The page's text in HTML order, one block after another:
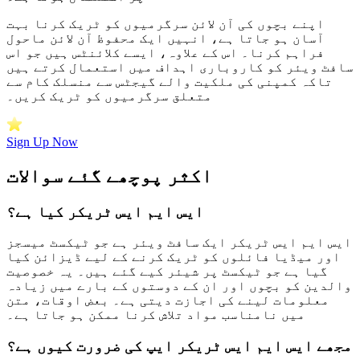
اپنے بچوں کی آن لائن سرگرمیوں کو ٹریک کرنا بہت
آسان ہو جاتا ہے، انہیں ایک محفوظ آن لائن ماحول
فراہم کرنا۔ اس کے علاوہ، ایسے کلائنٹس ہیں جو اس
سافٹ ویئر کو کاروباری اہداف میں استعمال کرتے ہیں
تاکہ کمپنی کی ملکیت والے گیجٹس سے منسلک کام سے
متعلق سرگرمیوں کو ٹریک کریں۔
Sign Up Now
اکثر پوچھے گئے سوالات
ایس ایم ایس ٹریکر کیا ہے؟
ایس ایم ایس ٹریکر ایک سافٹ ویئر ہے جو ٹیکسٹ میسجز
اور میڈیا فائلوں کو ٹریک کرنے کے لیے ڈیزائن کیا
گیا ہے جو ٹیکسٹ پر شیئر کیے گئے ہیں۔ یہ خصوصیت
والدین کو بچوں اور ان کے دوستوں کے بارے میں زیادہ
معلومات لینے کی اجازت دیتی ہے۔ بعض اوقات، متن
میں نامناسب مواد تلاش کرنا ممکن ہو جاتا ہے۔
مجھے ایس ایم ایس ٹریکر ایپ کی ضرورت کیوں ہے؟